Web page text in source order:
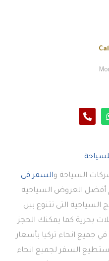
السياحة والسفر فى
أفضل العروض السياحية
التى تتنوع بين
بحرية كما يمكنك الحجز
جميع انحاء تركيا بأسعار
تستطيع السفر لجميع انحاء